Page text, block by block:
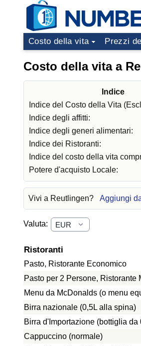
Costo della vita Prezzi
Costo della vita a
Indice
Indice del Costo della Vita
Indice degli affitti:
Indice degli generi alimentari:
Indice dei Ristoranti:
Indice del costo della vita
Potere d'acquisto Locale:
Vivi a Reutlingen? Aggiungi
Valuta:
Ristoranti
Pasto, Ristorante Economico
Pasto per 2 Persone, Ristorante
Menu da McDonalds (o menu
Birra nazionale (0,5L alla spina)
Birra d'Importazione (bottiglia da
Cappuccino (normale)